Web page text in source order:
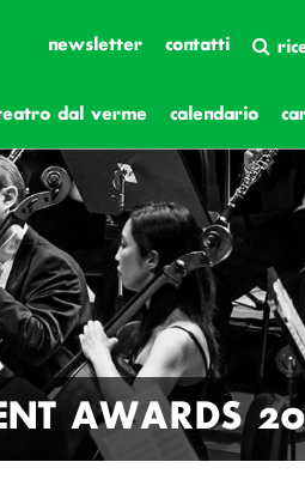
newsletter contatti
dal verme calendario
AWARDS